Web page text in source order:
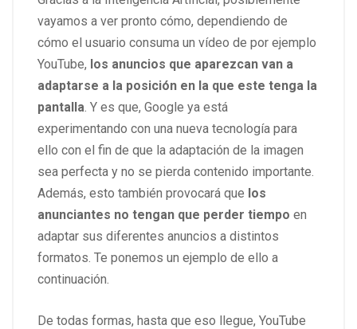
vayamos a ver pronto cómo, dependiendo de
cómo el usuario consuma un vídeo de por ejemplo
YouTube, los anuncios que aparezcan van a
adaptarse a la posición en la que este tenga la
pantalla. Y es que, Google ya está
experimentando con una nueva tecnología para
ello con el fin de que la adaptación de la imagen
sea perfecta y no se pierda contenido importante.
Además, esto también provocará que los
anunciantes no tengan que perder tiempo en
adaptar sus diferentes anuncios a distintos
formatos. Te ponemos un ejemplo de ello a
continuación.
De todas formas, hasta que eso llegue, YouTube